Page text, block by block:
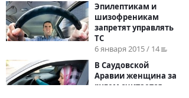
Эпилептикам и
шизофреникам
запретят управлять
ТС
6 января 2015 / 14
В Саудовской
Аравии женщина за
рулем считается